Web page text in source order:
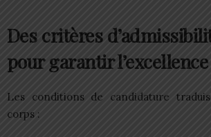
Des critères
pour garantir
Les conditions de candidature
corps :